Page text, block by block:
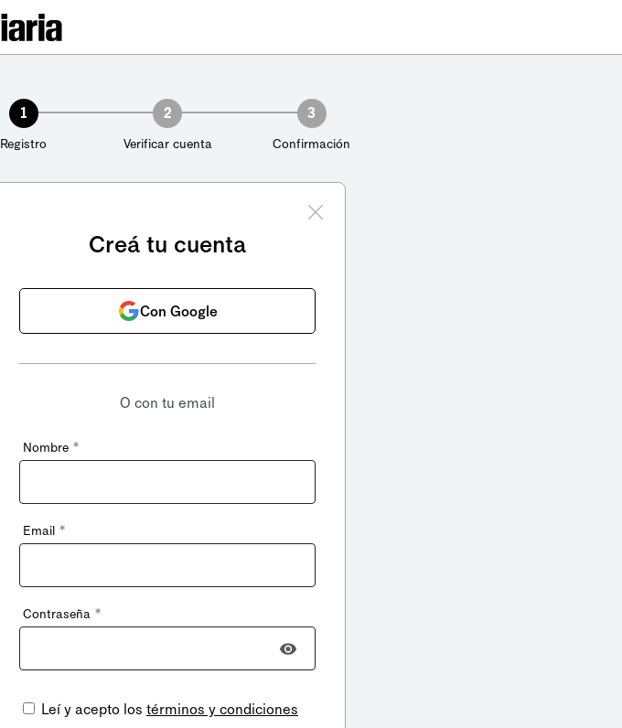
1
Registro
2
Verificar cuenta
3
Confirmación
Creá tu cuenta
Con Google
O con tu email
Nombre *
Email *
Contraseña *
Leí y acepto los términos y condiciones